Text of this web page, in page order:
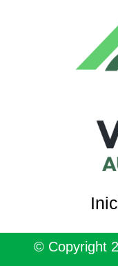
© Copyright